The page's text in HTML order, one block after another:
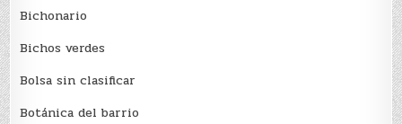
Bichonario
Bichos verdes
Bolsa sin clasificar
Botánica del barrio